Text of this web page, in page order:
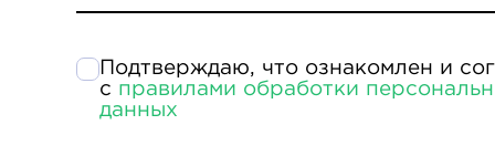
Подтверждаю, что ознакомлен и
с правилами обработки
данных